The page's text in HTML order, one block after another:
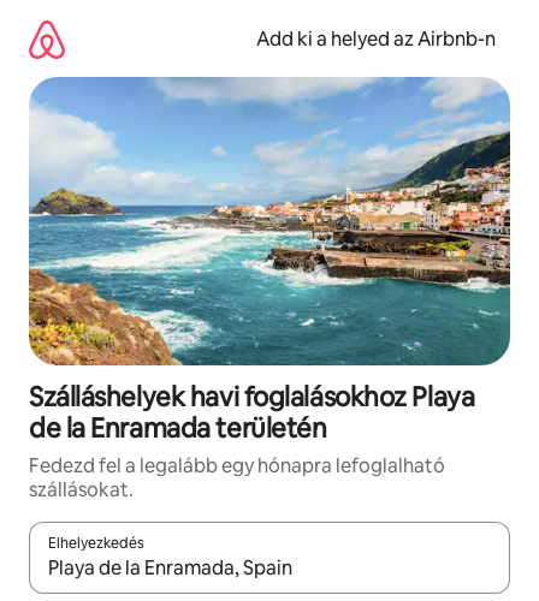
tartalomra
Add ki a helyed az Airbnb-n
Szálláshelyek havi foglalásokhoz Playa
de la Enramada területén
Fedezd fel a legalább egy hónapra lefoglalható
szállásokat.
Elhelyezkedés
Az eredmények között a felfelé és a lefelé nyíllal